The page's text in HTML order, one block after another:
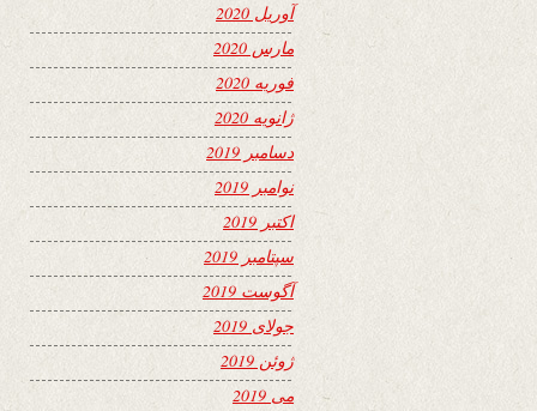
آوریل 2020
مارس 2020
فوریه 2020
ژانویه 2020
دسامبر 2019
نوامبر 2019
اکتبر 2019
سپتامبر 2019
آگوست 2019
جولای 2019
ژوئن 2019
می 2019